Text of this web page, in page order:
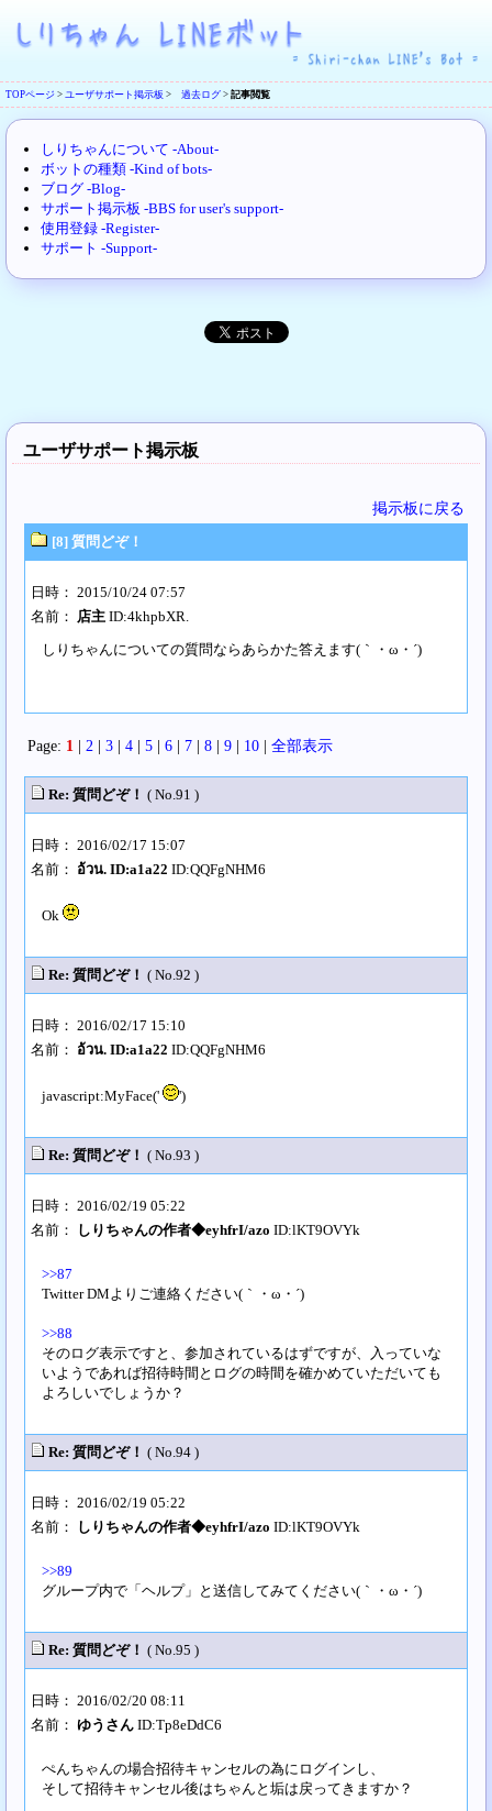
TOPページ > ユーザサポート掲示板 > 過去ログ > 記事閲覧
しりちゃんについて -About-
ボットの種類 -Kind of bots-
ブログ -Blog-
サポート掲示板 -BBS for user's support-
使用登録 -Register-
サポート -Support-
ユーザサポート掲示板
掲示板に戻る
[8] 質問どぞ！
日時： 2015/10/24 07:57
名前： 店主 ID:4khpbXR.
しりちゃんについての質問ならあらかた答えます(｀・ω・´)
Page: 1 | 2 | 3 | 4 | 5 | 6 | 7 | 8 | 9 | 10 | 全部表示
Re: 質問どぞ！ ( No.91 )
日時： 2016/02/17 15:07
名前： อ้วน. ID:a1a22 ID:QQFgNHM6
Ok
Re: 質問どぞ！ ( No.92 )
日時： 2016/02/17 15:10
名前： อ้วน. ID:a1a22 ID:QQFgNHM6
javascript:MyFace(' ')
Re: 質問どぞ！ ( No.93 )
日時： 2016/02/19 05:22
名前：
しりちゃんの作者◆eyhfrI/azo ID:lKT9OVYk
>>87
Twitter DMよりご連絡ください(｀・ω・´)
>>88
そのログ表示ですと、参加されているはずですが、入っていな
いようであれば招待時間とログの時間を確かめていただいても
よろしいでしょうか？
Re: 質問どぞ！ ( No.94 )
日時： 2016/02/19 05:22
名前：
しりちゃんの作者◆eyhfrI/azo ID:lKT9OVYk
>>89
グループ内で「ヘルプ」と送信してみてください(｀・ω・´)
Re: 質問どぞ！ ( No.95 )
日時： 2016/02/20 08:11
名前： ゆうさん ID:Tp8eDdC6
ぺんちゃんの場合招待キャンセルの為にログインし、
そして招待キャンセル後はちゃんと垢は戻ってきますか？